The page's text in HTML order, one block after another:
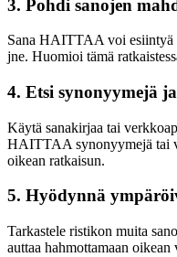
3. Pohdi sanojen
Sana HAITTAA voi esiintyä
jne. Huomioi tämä
4. Etsi synonyymejä
Käytä sanakirjaa tai
HAITTAA synonyymejä tai
oikean ratkaisun.
5. Hyödynnä
Tarkastele ristikon muita
auttaa hahmottamaan